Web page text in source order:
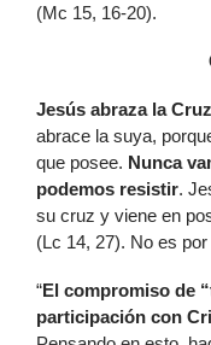
(Mc 15, 16-20).
Jesús abraza la
abrace la suya,
que posee. Nunca
podemos resistir.
su cruz y viene en
(Lc 14, 27). No es
“El compromiso de
participación con